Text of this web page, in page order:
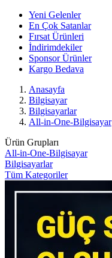
Yeni Gelenler
En Çok Satanlar
Fırsat Ürünleri
İndirimdekiler
Sponsor Ürünler
Kargo Bedava
Anasayfa
Bilgisayar
Bilgisayarlar
All-in-One-Bilgisayar
Ürün Grupları
All-in-One-Bilgisayar
Bilgisayarlar
Tüm Kategoriler